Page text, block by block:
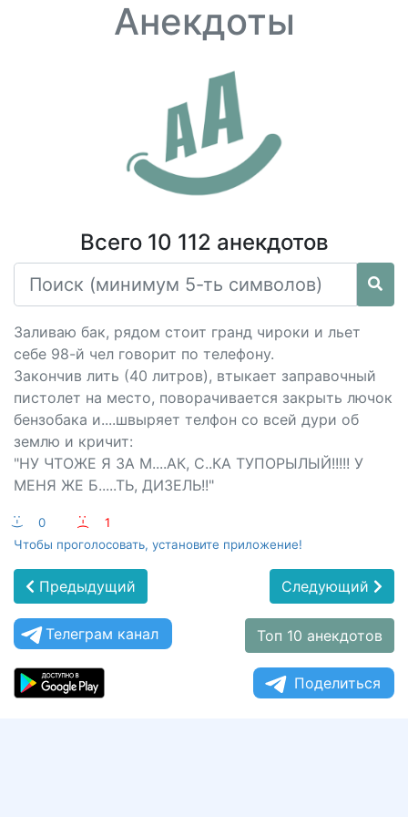
Анекдоты
Всего 10 112 анекдотов
Заливаю бак, рядом стоит гранд чироки и льет
себе 98-й чел говорит по телефону.
Закончив лить (40 литров), втыкает заправочный
пистолет на место, поворачивается закрыть лючок
бензобака и....швыряет телфон со всей дури об
землю и кричит:
"НУ ЧТОЖЕ Я ЗА М....АК, С..КА ТУПОРЫЛЫЙ!!!!! У
МЕНЯ ЖЕ Б.....ТЬ, ДИЗЕЛЬ!!"
:-) 0 :-(
1
Чтобы проголосовать, установите приложение!
Предыдущий Следующий
Телеграм канал Топ 10 анекдотов
Поделиться